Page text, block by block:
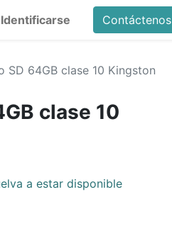
Identificarse Contáctenos
SD 64GB clase 10 Kingston
clase 10
a estar disponible